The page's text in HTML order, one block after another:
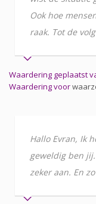
Ook hoe
raak. Tot de
Waardering geplaatst
Waardering voor
Hallo Evran, Ik
geweldig ben
zeker aan. En